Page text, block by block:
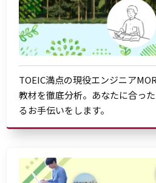
TOEIC満点の現役エンジニア
教材を徹底分析。あなたに合っ
るお手伝いをします。